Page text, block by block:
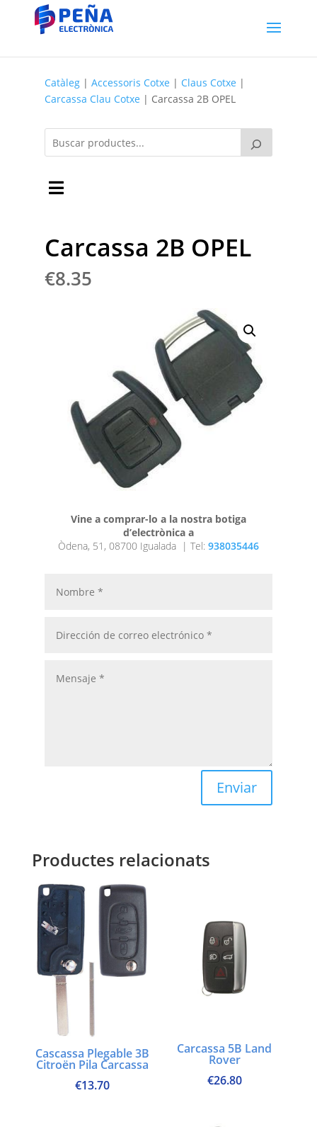
Catàleg| Accessoris Cotxe | Claus Cotxe |
Carcassa Clau Cotxe | Carcassa 2B OPEL
Carcassa 2B OPEL
€8.35
Vine a comprar-lo a la nostra botiga
d’electrònica a
Òdena, 51, 08700 Igualada | Tel: 938035446
Enviar
Productes relacionats
Cascassa Plegable 3B
Citroën Pila Carcassa
€13.70
Carcassa 5B Land
Rover
€26.80